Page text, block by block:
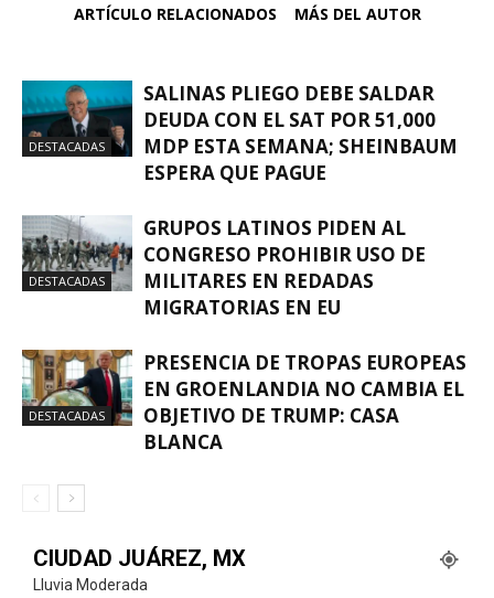
ARTÍCULO RELACIONADOS MÁS DEL AUTOR
DESTACADAS
SALINAS PLIEGO DEBE SALDAR
DEUDA CON EL SAT POR 51,000
MDP ESTA SEMANA; SHEINBAUM
ESPERA QUE PAGUE
DESTACADAS
GRUPOS LATINOS PIDEN AL
CONGRESO PROHIBIR USO DE
MILITARES EN REDADAS
MIGRATORIAS EN EU
DESTACADAS
PRESENCIA DE TROPAS EUROPEAS
EN GROENLANDIA NO CAMBIA EL
OBJETIVO DE TRUMP: CASA
BLANCA
CIUDAD JUÁREZ, MX
Lluvia Moderada